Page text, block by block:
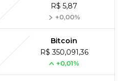
R$ 5,87
+0,00%
Bitcoin
R$ 350,091,36
+0,01%